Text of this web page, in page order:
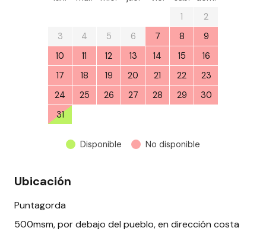
1
2
3
4 5 6 7 8
9
10
11 12 13 14 15
16
17
18 19 20 21 22
23
24
25 26 27 28 29
30
31
Disponible No disponible
Ubicación
Puntagorda
500msm, por debajo del pueblo, en dirección costa